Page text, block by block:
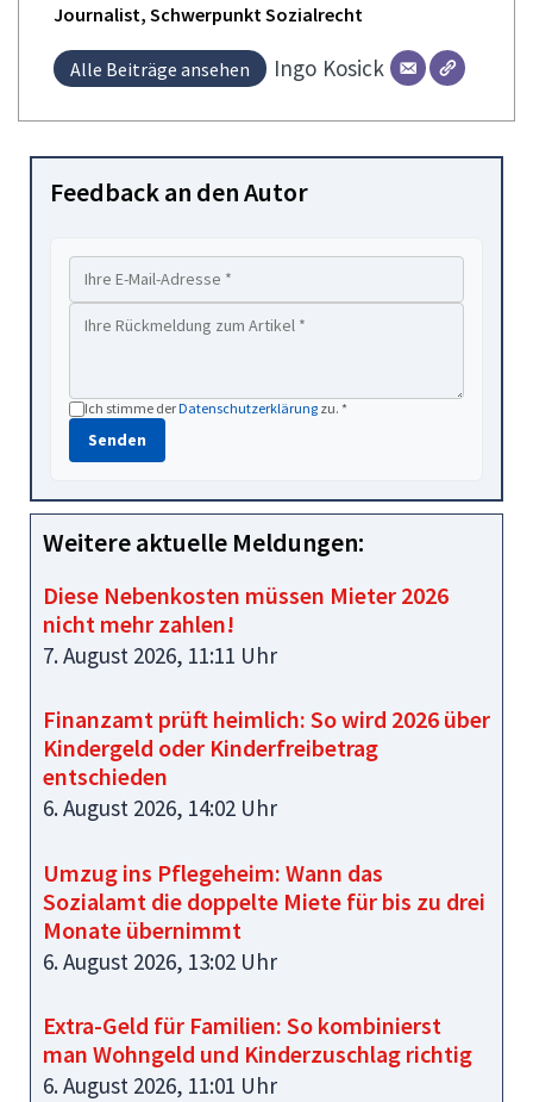
Journalist, Schwerpunkt Sozialrecht
Alle Beiträge ansehen Ingo Kosick
Feedback an den Autor
Ich stimme derDatenschutzerklärung zu. *
Senden
Weitere aktuelle Meldungen:
Diese Nebenkosten müssen Mieter 2026
nicht mehr zahlen!
7. August 2026, 11:11 Uhr
Finanzamt prüft heimlich: So wird 2026 über
Kindergeld oder Kinderfreibetrag
entschieden
6. August 2026, 14:02 Uhr
Umzug ins Pflegeheim: Wann das
Sozialamt die doppelte Miete für bis zu drei
Monate übernimmt
6. August 2026, 13:02 Uhr
Extra-Geld für Familien: So kombinierst
man Wohngeld und Kinderzuschlag richtig
6. August 2026, 11:01 Uhr